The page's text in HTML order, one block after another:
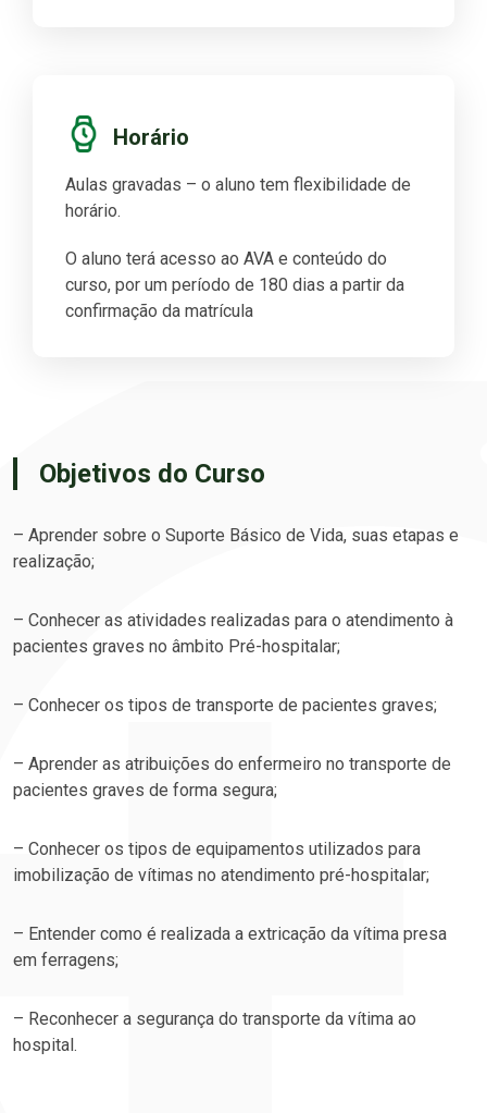
Horário
Aulas gravadas – o aluno tem flexibilidade de
horário.
O aluno terá acesso ao AVA e conteúdo do
curso, por um período de 180 dias a partir da
confirmação da matrícula
Objetivos do Curso
– Aprender sobre o Suporte Básico de Vida, suas etapas e
realização;
– Conhecer as atividades realizadas para o atendimento à
pacientes graves no âmbito Pré-hospitalar​;
– Conhecer os tipos de transporte de pacientes graves;
– Aprender as atribuições do enfermeiro no transporte de
pacientes graves de forma segura​;
– Conhecer os tipos de equipamentos utilizados para
imobilização de vítimas no atendimento pré-hospitalar​;
– Entender como é realizada a extricação da vítima presa
em ferragens​;
– Reconhecer a segurança do transporte da vítima ao
hospital.